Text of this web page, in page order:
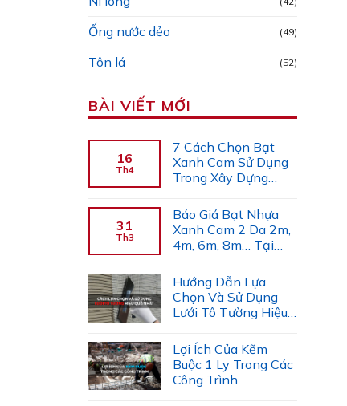
Ống nước dẻo (49)
Tôn lá (52)
BÀI VIẾT MỚI
16
Th4
7 Cách Chọn Bạt
Xanh Cam Sử Dụng
Trong Xây Dựng
31
Th3
Báo Giá Bạt Nhựa
Xanh Cam 2 Da 2m,
4m, 6m, 8m… Tại
Hướng Dẫn Lựa
Chọn Và Sử Dụng
Lưới Tô Tường Hiệu
Lợi Ích Của Kẽm
Buộc 1 Ly Trong Các
Công Trình